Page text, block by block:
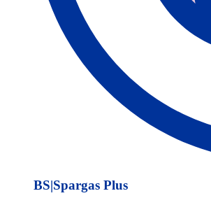
BS|Spargas Plus